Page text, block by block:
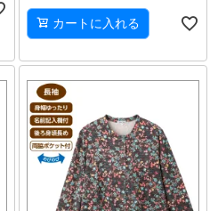
カートに入れる